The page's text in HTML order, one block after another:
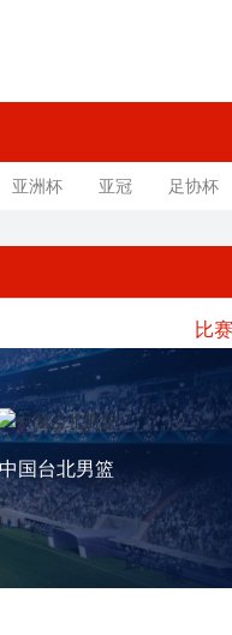
亚洲杯 亚冠 足协杯
比
中国台北男篮